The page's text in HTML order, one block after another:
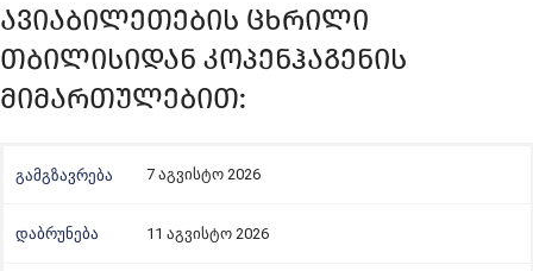
ᲐᲕᲘᲐᲑᲘᲚᲔᲗᲔᲑᲘᲡ ᲪᲮᲠᲘᲚᲘ
ᲗᲑᲘᲚᲘᲡᲘᲓᲐᲜ ᲙᲝᲞᲔᲜᲰᲐᲒᲔᲜᲘᲡ
ᲛᲘᲛᲐᲠᲗᲣᲚᲔᲑᲘᲗ:
7 აგვისტო 2026
11 აგვისტო 2026